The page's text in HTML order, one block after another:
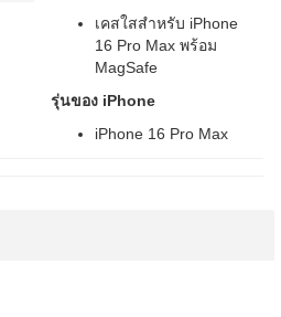
เคสใสสำหรับ iPhone
16 Pro Max พร้อม
MagSafe
รุ่นของ iPhone
iPhone 16 Pro Max